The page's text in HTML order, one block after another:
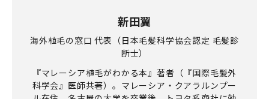
新田翼
海外植毛の窓口 代表（日本毛髪科学協会認定 毛髪診
断士）
『マレーシア植毛がわかる本』著者（『国際毛髪外
科学会』医師共著）。マレーシア・クアラルンプー